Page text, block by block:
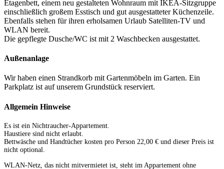
Etagenbett, einem neu gestalteten Wohnraum mit IKEA-Sitzgruppe
einschließlich großem Esstisch und gut ausgestatteter Küchenzeile.
Ebenfalls stehen für ihren erholsamen Urlaub Satelliten-TV und
WLAN bereit.
Die gepflegte Dusche/WC ist mit 2 Waschbecken ausgestattet.
Außenanlage
Wir haben einen Strandkorb mit Gartenmöbeln im Garten. Ein
Parkplatz ist auf unserem Grundstück reserviert.
Allgemein Hinweise
Es ist ein Nichtraucher-Appartement.
Haustiere sind nicht erlaubt.
Bettwäsche und Handtücher kosten pro Person 22,00 € und dieser Preis ist
nicht optional.
WLAN-Netz, das nicht mitvermietet ist, steht im Appartement ohne